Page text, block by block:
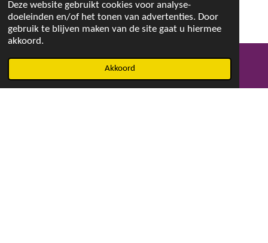
Deze website gebruikt cookies voor analyse-
doeleinden en/of het tonen van advertenties. Door
gebruik te blijven maken van de site gaat u hiermee
akkoord.
Akkoord